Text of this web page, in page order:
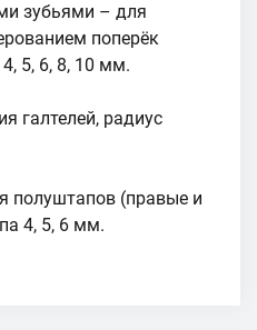
зубьями – для
поперёк
5, 6, 8, 10 мм.
галтелей, радиус
полуштапов (правые и
4, 5, 6 мм.